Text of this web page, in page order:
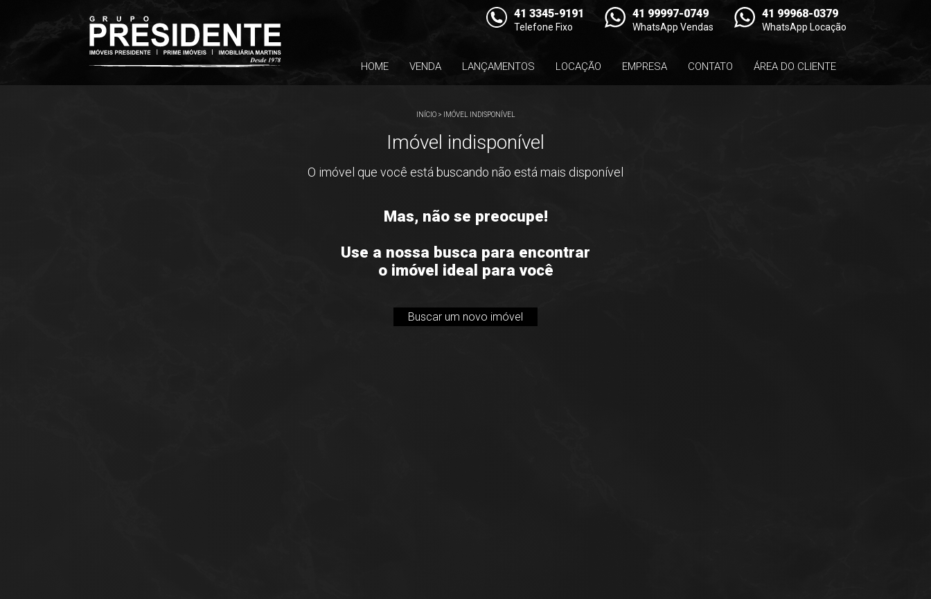
41 3345-9191
Telefone Fixo
41 99997-0749
WhatsApp Vendas
41 99968-0379
WhatsApp Locação
HOME VENDA LANÇAMENTOS LOCAÇÃO EMPRESA CONTATO ÁREA DO CLIENTE
INÍCIO> IMÓVEL INDISPONÍVEL
Imóvel indisponível
O imóvel que você está buscando não está mais disponível
Mas, não se preocupe!
Use a nossa busca para encontrar
o imóvel ideal para você
Buscar um novo imóvel